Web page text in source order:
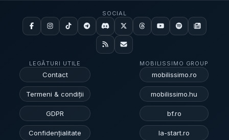
LEGĂTURI UTILE
Contact
Termeni & condiții
GDPR
Confidențialitate
SOCIAL
MOBILISSIMO GROUP
mobilissimo.ro
mobilissimo.hu
bf.ro
la-start.ro